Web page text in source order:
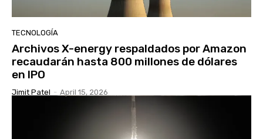
TECNOLOGÍA
Archivos X-energy respaldados por Amazon
recaudarán hasta 800 millones de dólares
en IPO
Jimit Patel - April 15, 2026